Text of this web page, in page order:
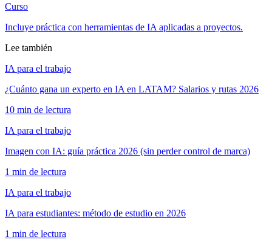
Curso
Incluye práctica con herramientas de IA aplicadas a proyectos.
Lee también
IA para el trabajo
¿Cuánto gana un experto en IA en LATAM? Salarios y rutas 2026
10 min de lectura
IA para el trabajo
Imagen con IA: guía práctica 2026 (sin perder control de marca)
1 min de lectura
IA para el trabajo
IA para estudiantes: método de estudio en 2026
1 min de lectura